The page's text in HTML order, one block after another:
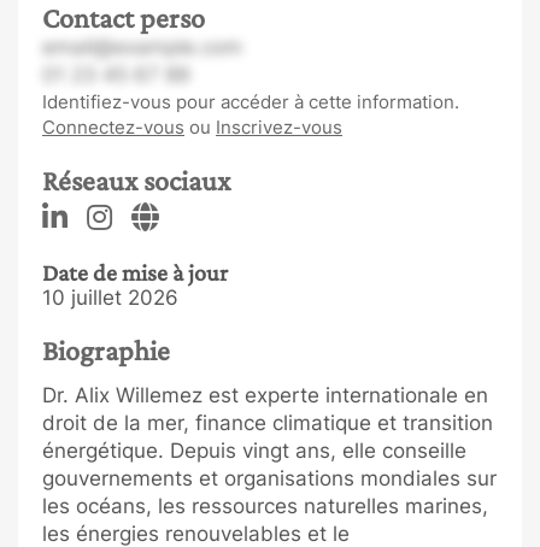
Contact perso
email@example.com
Identifiez-vous pour accéder à cette information.
Connectez-vous ou Inscrivez-vous
Réseaux sociaux
Date de mise à jour
10 juillet 2026
Biographie
Dr. Alix Willemez est experte internationale en
droit de la mer, finance climatique et transition
énergétique. Depuis vingt ans, elle conseille
gouvernements et organisations mondiales sur
les océans, les ressources naturelles marines,
les énergies renouvelables et le